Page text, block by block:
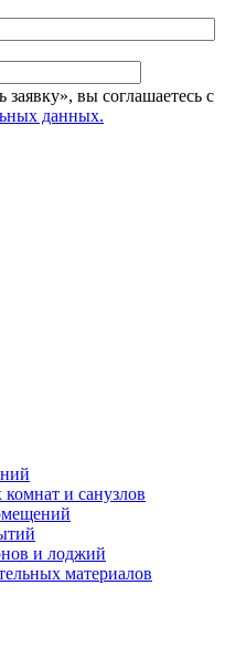
вы соглашаетесь с
данных.
и санузлов
и лоджий
материалов